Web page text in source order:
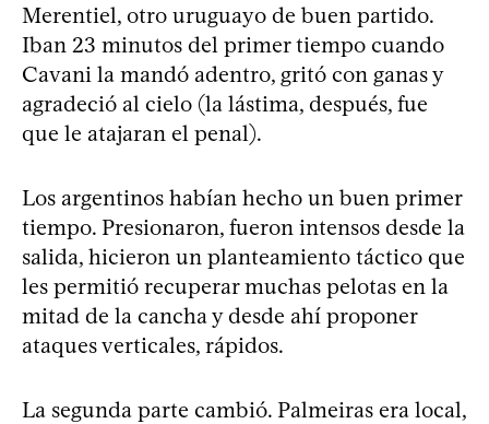
Merentiel, otro uruguayo de buen partido.
Iban 23 minutos del primer tiempo cuando
Cavani la mandó adentro, gritó con ganas y
agradeció al cielo (la lástima, después, fue
que le atajaran el penal).
Los argentinos habían hecho un buen primer
tiempo. Presionaron, fueron intensos desde la
salida, hicieron un planteamiento táctico que
les permitió recuperar muchas pelotas en la
mitad de la cancha y desde ahí proponer
ataques verticales, rápidos.
La segunda parte cambió. Palmeiras era local,